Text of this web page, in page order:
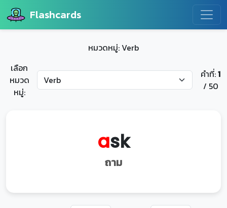
Flashcards
หมวดหมู่: Verb
เลือก
หมวด
หมู่:
คำที่:1
/ 50
ask
ถาม